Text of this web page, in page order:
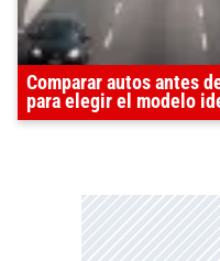
Comparar autos antes
para elegir el modelo